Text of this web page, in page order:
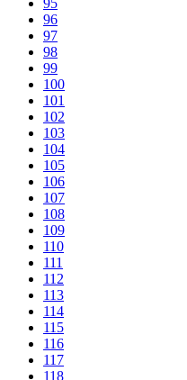
96
97
98
99
100
101
102
103
104
105
106
107
108
109
110
111
112
113
114
115
116
117
118